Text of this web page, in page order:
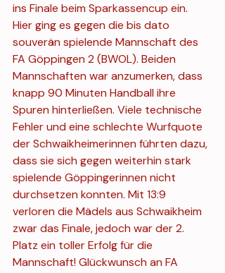
ins Finale beim Sparkassencup ein.
Hier ging es gegen die bis dato
souverän spielende Mannschaft des
FA Göppingen 2 (BWOL). Beiden
Mannschaften war anzumerken, dass
knapp 90 Minuten Handball ihre
Spuren hinterließen. Viele technische
Fehler und eine schlechte Wurfquote
der Schwaikheimerinnen führten dazu,
dass sie sich gegen weiterhin stark
spielende Göppingerinnen nicht
durchsetzen konnten. Mit 13:9
verloren die Mädels aus Schwaikheim
zwar das Finale, jedoch war der 2.
Platz ein toller Erfolg für die
Mannschaft! Glückwunsch an FA